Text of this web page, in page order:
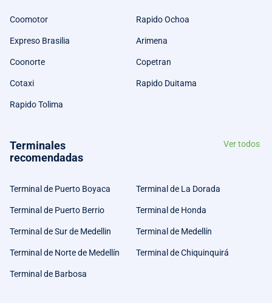
Coomotor Rapido Ochoa
Expreso Brasilia Arimena
Coonorte Copetran
Cotaxi Rapido Duitama
Rapido Tolima
Terminales
recomendadas
Ver todos
Terminal de Puerto Boyaca Terminal de La Dorada
Terminal de Puerto Berrio Terminal de Honda
Terminal de Sur de Medellin Terminal de Medellín
Terminal de Norte de Medellín Terminal de Chiquinquirá
Terminal de Barbosa